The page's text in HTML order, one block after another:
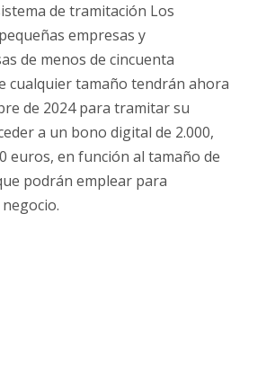
de tramitación Los
empresas y
de menos de cincuenta
cualquier tamaño tendrán ahora
de 2024 para tramitar su
a un bono digital de 2.000,
euros, en función al tamaño de
podrán emplear para